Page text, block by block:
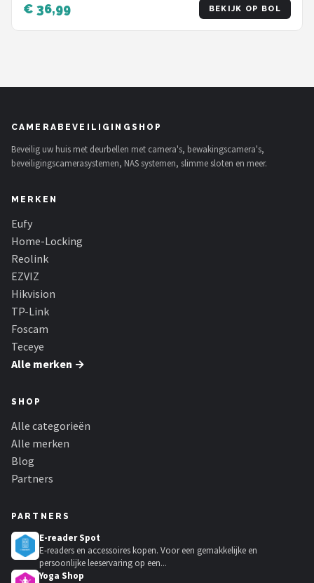
€ 36,99 BEKIJK OP BOL
CAMERABEVEILIGINGSHOP
Beveilig uw huis met deurbellen met camera's, bewakingscamera's,
beveiligingscamerasystemen, NAS systemen, slimme sloten en meer.
MERKEN
Eufy
Home-Locking
Reolink
EZVIZ
Hikvision
TP-Link
Foscam
Teceye
Alle merken →
SHOP
Alle categorieën
Alle merken
Blog
Partners
PARTNERS
E-reader Spot
E-readers en accessoires kopen. Voor een gemakkelijke en
persoonlijke leeservaring op een...
Yoga Shop